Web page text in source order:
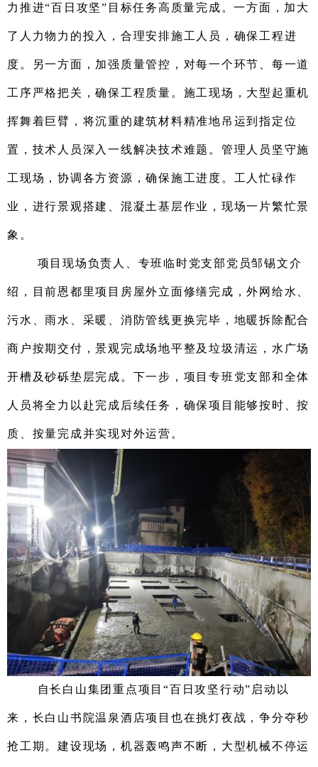
力推进“百日攻坚”目标任务高质量完成。一方面，加大
了人力物力的投入，合理安排施工人员，确保工程进
度。另一方面，加强质量管控，对每一个环节、每一道
工序严格把关，确保工程质量。施工现场，大型起重机
挥舞着巨臂，将沉重的建筑材料精准地吊运到指定位
置，技术人员深入一线解决技术难题 。 管理人员坚守施
工现场，协调各方资源，确保施工进度。工人忙碌作
业， 进行景观搭建、混凝土基层作业， 现场一片繁忙景
象。
项目现场负责人 专班 临时党支部 党员邹锡文介
绍 ， 目前恩都里项目房屋外立面修缮完成 ，外网给水、
污水、雨水、采暖、消防管线更换完毕， 地暖拆除配合
商户按期交付 ，景观完成场地平整及垃圾清运 ， 水广场
开槽 及砂砾垫层完成。下一步 ， 项目专班 党支部和全体
人员将全力以赴完成后续任务，确保项目能够按时、按
质、按量完成并实现对外运营。
自长白山集团重点项目“百日攻坚行动”启动以
来，长白山书院温泉酒店项目也在挑灯夜战 ， 争分夺秒
抢工期 。 建设现场，机器轰鸣声不断，大型机械不停运